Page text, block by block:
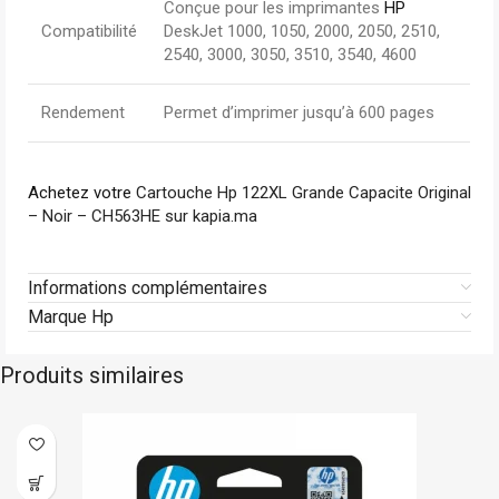
Compatibilité
Conçue pour les imprimantes HP
DeskJet 1000, 1050, 2000, 2050, 2510,
2540, 3000, 3050, 3510, 3540, 4600
Rendement Permet d’imprimer jusqu’à 600 pages
Achetez votre Cartouche Hp 122XL Grande Capacite Original
– Noir – CH563HE sur kapia.ma
Informations complémentaires
Marque Hp
Produits similaires